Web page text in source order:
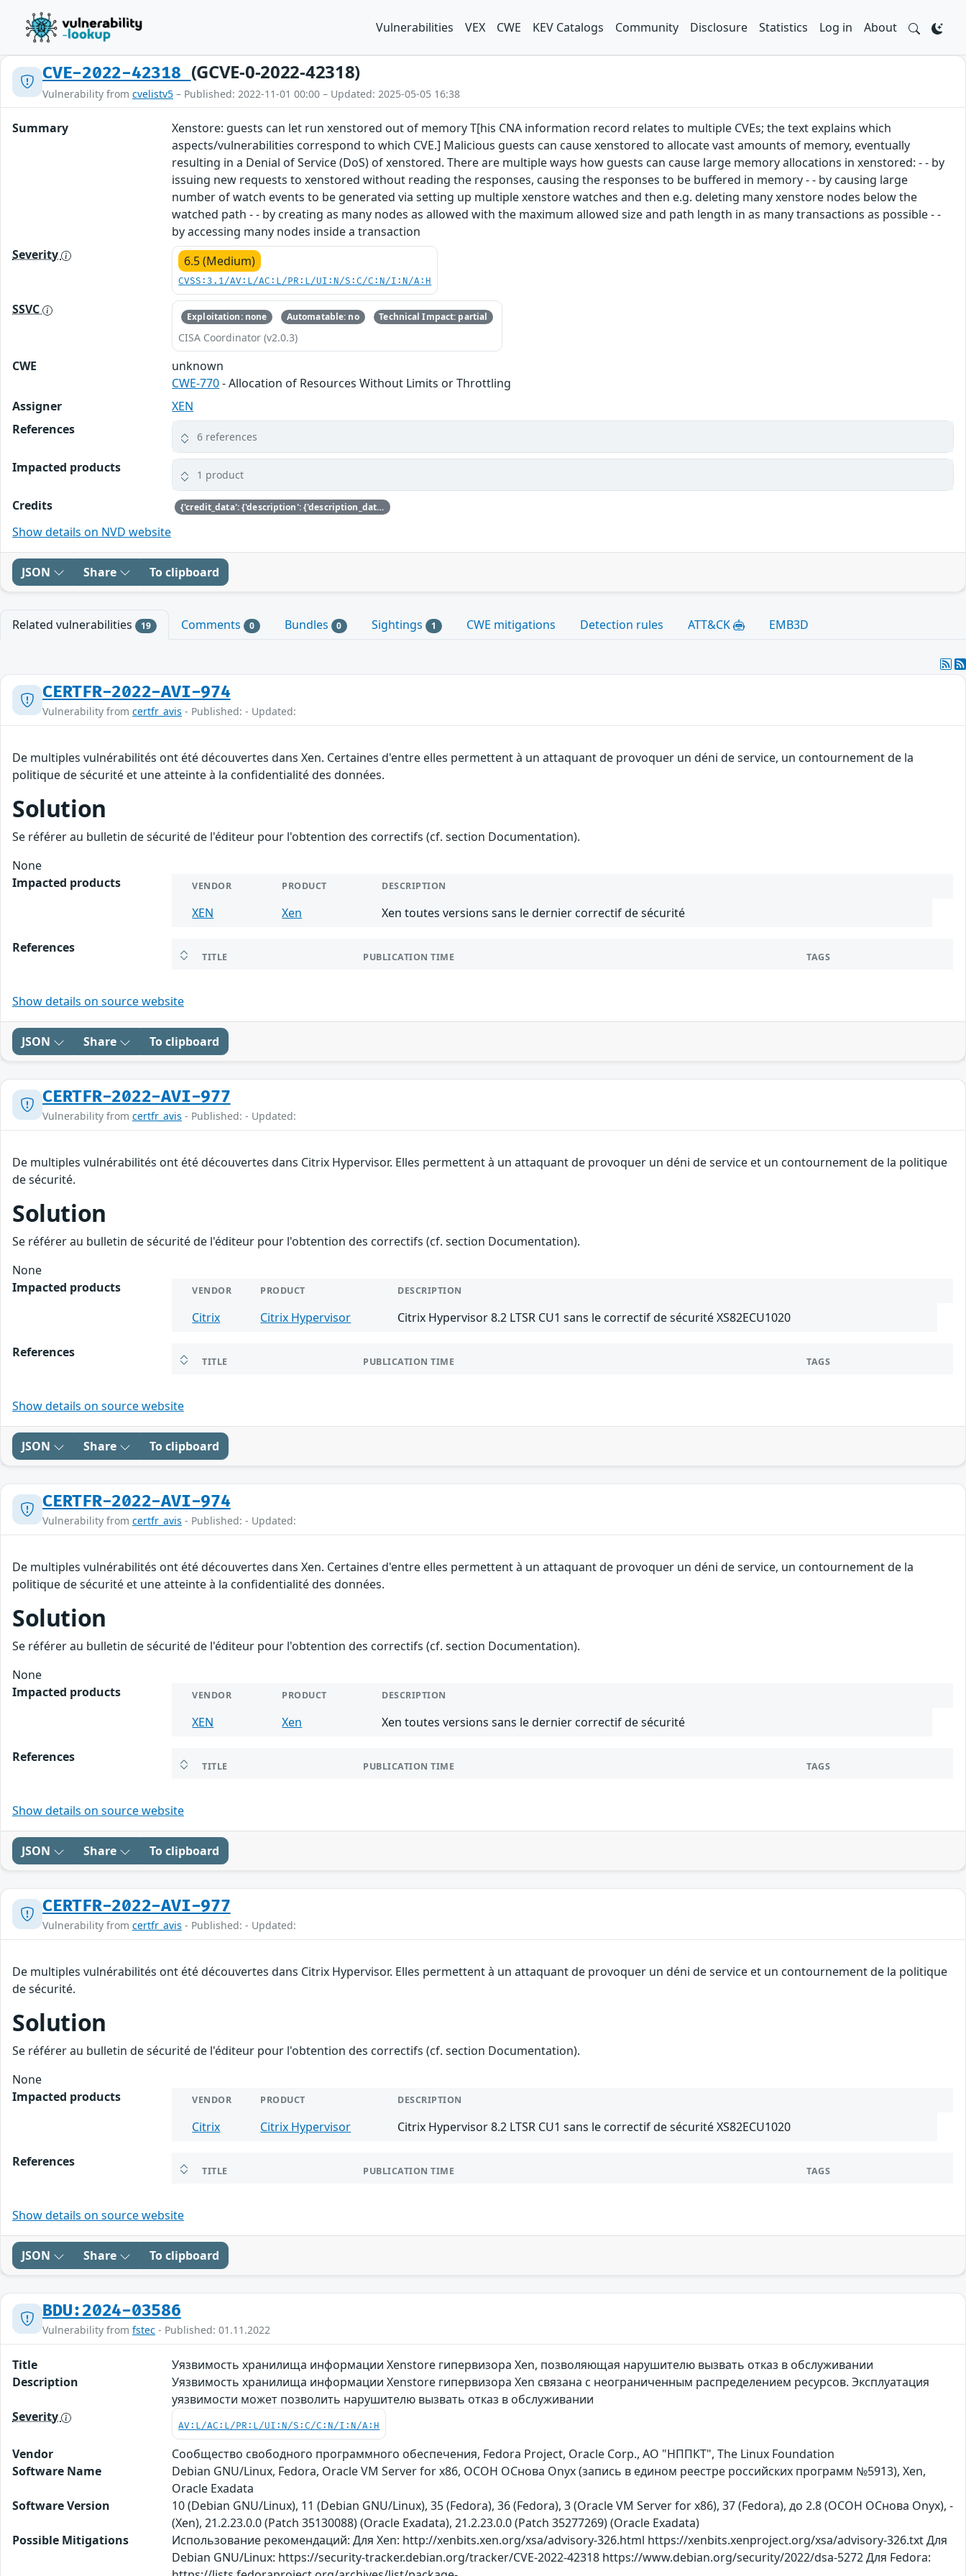
Vulnerabilities VEX CWE KEV Catalogs Community Disclosure Statistics Log in About
CVE-2022-42318 (GCVE-0-2022-42318)
Vulnerability from cvelistv5 – Published: 2022-11-01 00:00 – Updated: 2025-05-05 16:38
Summary
Xenstore: guests can let run xenstored out of memory T[his CNA information record relates to multiple CVEs; the text explains which
aspects/vulnerabilities correspond to which CVE.] Malicious guests can cause xenstored to allocate vast amounts of memory, eventually
resulting in a Denial of Service (DoS) of xenstored. There are multiple ways how guests can cause large memory allocations in xenstored: - - by
issuing new requests to xenstored without reading the responses, causing the responses to be buffered in memory - - by causing large
number of watch events to be generated via setting up multiple xenstore watches and then e.g. deleting many xenstore nodes below the
watched path - - by creating as many nodes as allowed with the maximum allowed size and path length in as many transactions as possible - -
by accessing many nodes inside a transaction
Severity
6.5 (Medium)
CVSS:3.1/AV:L/AC:L/PR:L/UI:N/S:C/C:N/I:N/A:H
SSVC Exploitation: none Automatable: no Technical Impact: partial
CISA Coordinator (v2.0.3)
CWE
unknown
CWE-770- Allocation of Resources Without Limits or Throttling
Assigner
XEN
References
6 references
Impacted products 1 product
Credits {'credit_data': {'description': {'description_data': [{'lang': 'eng', 'value': 'This issue was discovered by Julien Grall of Amazon.'}]}}}
Show details on NVD website
JSON Share To clipboard
Related vulnerabilities 19 Comments 0 Bundles 0 Sightings 1 CWE mitigations Detection rules ATT&CK EMB3D
CERTFR-2022-AVI-974
Vulnerability from certfr_avis - Published: - Updated:
De multiples vulnérabilités ont été découvertes dans Xen. Certaines d'entre elles permettent à un attaquant de provoquer un déni de service, un contournement de la
politique de sécurité et une atteinte à la confidentialité des données.
Solution
Se référer au bulletin de sécurité de l'éditeur pour l'obtention des correctifs (cf. section Documentation).
None
Impacted products
VENDOR PRODUCT DESCRIPTION
XEN Xen Xen toutes versions sans le dernier correctif de sécurité
References
TITLE PUBLICATION TIME TAGS
Show details on source website
JSON Share To clipboard
CERTFR-2022-AVI-977
Vulnerability from certfr_avis - Published: - Updated:
De multiples vulnérabilités ont été découvertes dans Citrix Hypervisor. Elles permettent à un attaquant de provoquer un déni de service et un contournement de la politique
de sécurité.
Solution
Se référer au bulletin de sécurité de l'éditeur pour l'obtention des correctifs (cf. section Documentation).
None
Impacted products
VENDOR PRODUCT DESCRIPTION
Citrix Citrix Hypervisor Citrix Hypervisor 8.2 LTSR CU1 sans le correctif de sécurité XS82ECU1020
References
TITLE PUBLICATION TIME TAGS
Show details on source website
JSON Share To clipboard
CERTFR-2022-AVI-974
Vulnerability from certfr_avis - Published: - Updated:
De multiples vulnérabilités ont été découvertes dans Xen. Certaines d'entre elles permettent à un attaquant de provoquer un déni de service, un contournement de la
politique de sécurité et une atteinte à la confidentialité des données.
Solution
Se référer au bulletin de sécurité de l'éditeur pour l'obtention des correctifs (cf. section Documentation).
None
Impacted products
VENDOR PRODUCT DESCRIPTION
XEN Xen Xen toutes versions sans le dernier correctif de sécurité
References
TITLE PUBLICATION TIME TAGS
Show details on source website
JSON Share To clipboard
CERTFR-2022-AVI-977
Vulnerability from certfr_avis - Published: - Updated:
De multiples vulnérabilités ont été découvertes dans Citrix Hypervisor. Elles permettent à un attaquant de provoquer un déni de service et un contournement de la politique
de sécurité.
Solution
Se référer au bulletin de sécurité de l'éditeur pour l'obtention des correctifs (cf. section Documentation).
None
Impacted products
VENDOR PRODUCT DESCRIPTION
Citrix Citrix Hypervisor Citrix Hypervisor 8.2 LTSR CU1 sans le correctif de sécurité XS82ECU1020
References
TITLE PUBLICATION TIME TAGS
Show details on source website
JSON Share To clipboard
BDU:2024-03586
Vulnerability from fstec - Published: 01.11.2022
Title
Уязвимость хранилища информации Xenstore гипервизора Xen, позволяющая нарушителю вызвать отказ в обслуживании
Description
Уязвимость хранилища информации Xenstore гипервизора Xen связана с неограниченным распределением ресурсов. Эксплуатация
уязвимости может позволить нарушителю вызвать отказ в обслуживании
Severity
AV:L/AC:L/PR:L/UI:N/S:C/C:N/I:N/A:H
Vendor
Сообщество свободного программного обеспечения, Fedora Project, Oracle Corp., АО "НППКТ", The Linux Foundation
Software Name
Debian GNU/Linux, Fedora, Oracle VM Server for x86, ОСОН ОСнова Оnyx (запись в едином реестре российских программ №5913), Xen,
Oracle Exadata
Software Version
10 (Debian GNU/Linux), 11 (Debian GNU/Linux), 35 (Fedora), 36 (Fedora), 3 (Oracle VM Server for x86), 37 (Fedora), до 2.8 (ОСОН ОСнова Оnyx), -
(Xen), 21.2.23.0.0 (Patch 35130088) (Oracle Exadata), 21.2.23.0.0 (Patch 35277269) (Oracle Exadata)
Possible Mitigations
Использование рекомендаций: Для Xen: http://xenbits.xen.org/xsa/advisory-326.html https://xenbits.xenproject.org/xsa/advisory-326.txt Для
Debian GNU/Linux: https://security-tracker.debian.org/tracker/CVE-2022-42318 https://www.debian.org/security/2022/dsa-5272 Для Fedora: